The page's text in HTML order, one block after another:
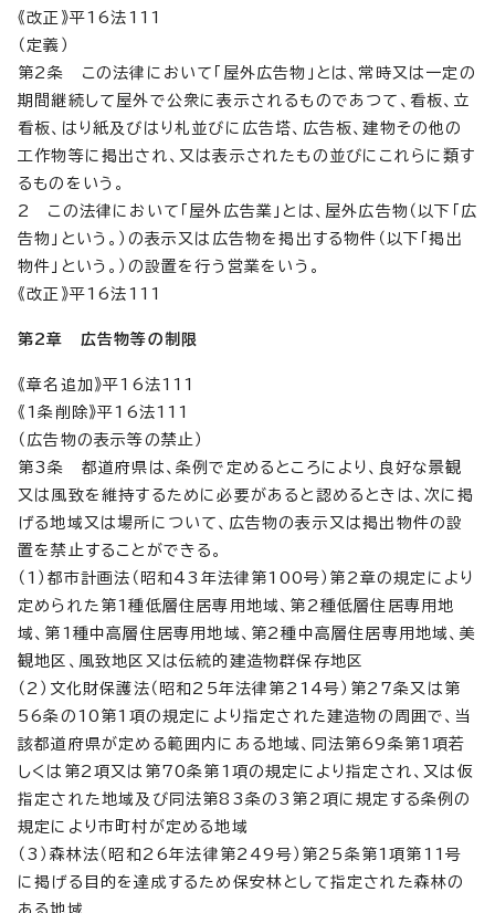
《改正》平16法111
（定義）
第2条 この法律において「屋外広告物」とは、常時又は一定の
期間継続して屋外で公衆に表示されるものであつて、看板、立
看板、はり紙及びはり札並びに広告塔、広告板、建物その他の
工作物等に掲出され、又は表示されたもの並びにこれらに類す
るものをいう。
2 この法律において「屋外広告業」とは、屋外広告物（以下「広
告物」という。）の表示又は広告物を掲出する物件（以下「掲出
物件」という。）の設置を行う営業をいう。
《改正》平16法111
第2章 広告物等の制限
《章名追加》平16法111
《1条削除》平16法111
（広告物の表示等の禁止）
第3条 都道府県は、条例で定めるところにより、良好な景観
又は風致を維持するために必要があると認めるときは、次に掲
げる地域又は場所について、広告物の表示又は掲出物件の設
置を禁止することができる。
（1）都市計画法（昭和43年法律第100号）第2章の規定により
定められた第1種低層住居専用地域、第2種低層住居専用地
域、第1種中高層住居専用地域、第2種中高層住居専用地域、美
観地区、風致地区又は伝統的建造物群保存地区
（2）文化財保護法（昭和25年法律第214号）第27条又は第
56条の10第1項の規定により指定された建造物の周囲で、当
該都道府県が定める範囲内にある地域、同法第69条第1項若
しくは第2項又は第70条第1項の規定により指定され、又は仮
指定された地域及び同法第83条の3第2項に規定する条例の
規定により市町村が定める地域
（3）森林法（昭和26年法律第249号）第25条第1項第11号
に掲げる目的を達成するため保安林として指定された森林の
ある地域